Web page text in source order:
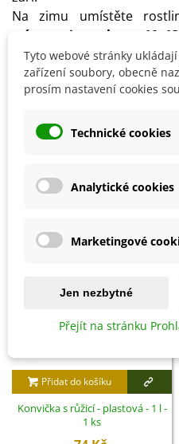
Na zimu umístěte
místnosti s teplotou 10–13
Silice, tedy i čerstvé listy,
Přidat do košíku
Konvička s růžicí - plastová - 1 l -
1 ks
Tyto webové stránky
zařízení soubory, obecně
prosím nastavení cookies
Technické cookies
Analytické cookies
Marketingové
Jen nezbytné
Přejít na stránku